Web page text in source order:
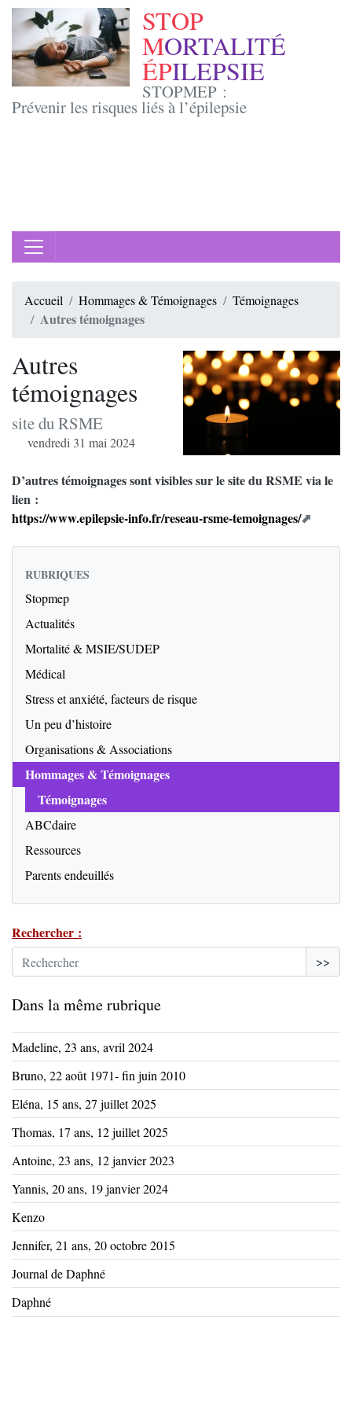
STOP
MORTALITÉ
ÉPILEPSIE
STOPMEP :
Prévenir les risques liés à l’épilepsie
Accueil Hommages & Témoignages Témoignages
Autres témoignages
Autres
témoignages
site du RSME
vendredi 31 mai 2024
D’autres témoignages sont visibles sur le site du RSME via le
lien :
https://www.epilepsie-info.fr/reseau-rsme-temoignages/
RUBRIQUES
Stopmep
Actualités
Mortalité & MSIE/SUDEP
Médical
Stress et anxiété, facteurs de risque
Un peu d’histoire
Organisations & Associations
Hommages & Témoignages
Témoignages
ABCdaire
Ressources
Parents endeuillés
Rechercher :
>>
Dans la même rubrique
Madeline, 23 ans, avril 2024
Bruno, 22 août 1971- fin juin 2010
Eléna, 15 ans, 27 juillet 2025
Thomas, 17 ans, 12 juillet 2025
Antoine, 23 ans, 12 janvier 2023
Yannis, 20 ans, 19 janvier 2024
Kenzo
Jennifer, 21 ans, 20 octobre 2015
Journal de Daphné
Daphné